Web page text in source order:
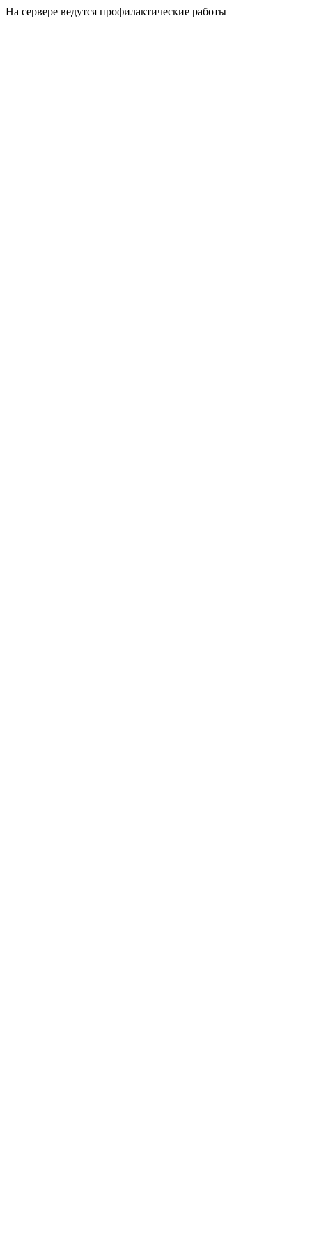
На сервере ведутся профилактические работы